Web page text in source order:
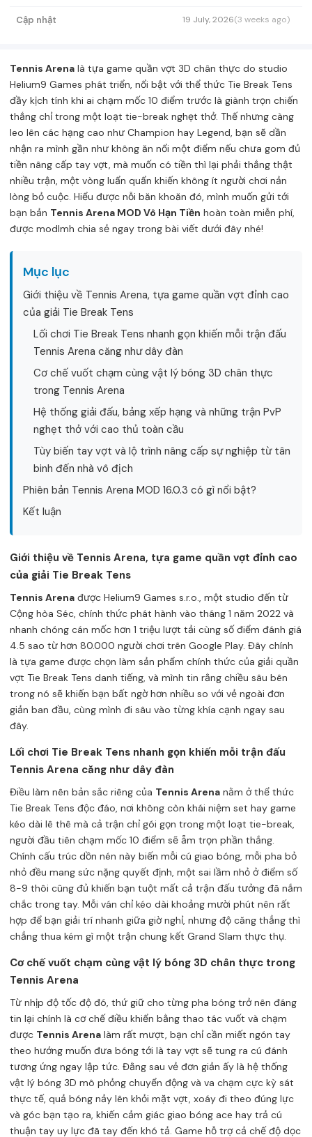
Cập nhật 19 July, 2026(3 weeks ago)
Tennis Arena là tựa game quần vợt 3D chân thực do studio
Helium9 Games phát triển, nổi bật với thể thức Tie Break Tens
đầy kịch tính khi ai chạm mốc 10 điểm trước là giành trọn chiến
thắng chỉ trong một loạt tie-break nghẹt thở. Thế nhưng càng
leo lên các hạng cao như Champion hay Legend, bạn sẽ dần
nhận ra mình gần như không ăn nổi một điểm nếu chưa gom đủ
tiền nâng cấp tay vợt, mà muốn có tiền thì lại phải thắng thật
nhiều trận, một vòng luẩn quẩn khiến không ít người chơi nản
lòng bỏ cuộc. Hiểu được nỗi băn khoăn đó, mình muốn gửi tới
bạn bản Tennis Arena MOD Vô Hạn Tiền hoàn toàn miễn phí,
được modlmh chia sẻ ngay trong bài viết dưới đây nhé!
Mục lục
Giới thiệu về Tennis Arena, tựa game quần vợt đỉnh cao
của giải Tie Break Tens
Lối chơi Tie Break Tens nhanh gọn khiến mỗi trận đấu
Tennis Arena căng như dây đàn
Cơ chế vuốt chạm cùng vật lý bóng 3D chân thực
trong Tennis Arena
Hệ thống giải đấu, bảng xếp hạng và những trận PvP
nghẹt thở với cao thủ toàn cầu
Tùy biến tay vợt và lộ trình nâng cấp sự nghiệp từ tân
binh đến nhà vô địch
Phiên bản Tennis Arena MOD 16.0.3 có gì nổi bật?
Kết luận
Giới thiệu về Tennis Arena, tựa game quần vợt đỉnh cao
của giải Tie Break Tens
Tennis Arena được Helium9 Games s.r.o., một studio đến từ
Cộng hòa Séc, chính thức phát hành vào tháng 1 năm 2022 và
nhanh chóng cán mốc hơn 1 triệu lượt tải cùng số điểm đánh giá
4.5 sao từ hơn 80.000 người chơi trên Google Play. Đây chính
là tựa game được chọn làm sản phẩm chính thức của giải quần
vợt Tie Break Tens danh tiếng, và mình tin rằng chiều sâu bên
trong nó sẽ khiến bạn bất ngờ hơn nhiều so với vẻ ngoài đơn
giản ban đầu, cùng mình đi sâu vào từng khía cạnh ngay sau
đây.
Lối chơi Tie Break Tens nhanh gọn khiến mỗi trận đấu
Tennis Arena căng như dây đàn
Điều làm nên bản sắc riêng của Tennis Arena nằm ở thể thức
Tie Break Tens độc đáo, nơi không còn khái niệm set hay game
kéo dài lê thê mà cả trận chỉ gói gọn trong một loạt tie-break,
người đầu tiên chạm mốc 10 điểm sẽ ẵm trọn phần thắng.
Chính cấu trúc dồn nén này biến mỗi cú giao bóng, mỗi pha bỏ
nhỏ đều mang sức nặng quyết định, một sai lầm nhỏ ở điểm số
8-9 thôi cũng đủ khiến bạn tuột mất cả trận đấu tưởng đã nắm
chắc trong tay. Mỗi ván chỉ kéo dài khoảng mười phút nên rất
hợp để bạn giải trí nhanh giữa giờ nghỉ, nhưng độ căng thẳng thì
chẳng thua kém gì một trận chung kết Grand Slam thực thụ.
Cơ chế vuốt chạm cùng vật lý bóng 3D chân thực trong
Tennis Arena
Từ nhịp độ tốc độ đó, thứ giữ cho từng pha bóng trở nên đáng
tin lại chính là cơ chế điều khiển bằng thao tác vuốt và chạm
được Tennis Arena làm rất mượt, bạn chỉ cần miết ngón tay
theo hướng muốn đưa bóng tới là tay vợt sẽ tung ra cú đánh
tương ứng ngay lập tức. Đằng sau vẻ đơn giản ấy là hệ thống
vật lý bóng 3D mô phỏng chuyển động và va chạm cực kỳ sát
thực tế, quả bóng nảy lên khỏi mặt vợt, xoáy đi theo đúng lực
và góc bạn tạo ra, khiến cảm giác giao bóng ace hay trả cú
thuận tay uy lực đã tay đến khó tả. Game hỗ trợ cả chế độ dọc